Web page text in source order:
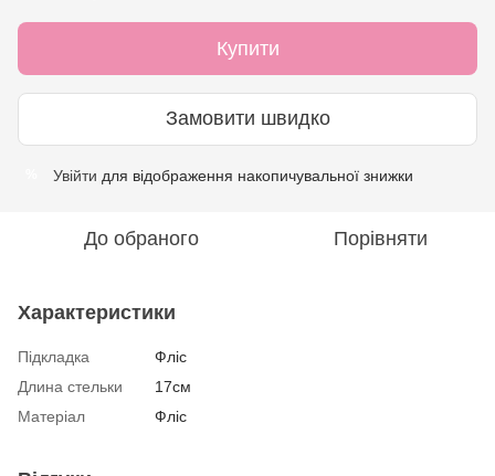
Купити
Замовити швидко
Увійти для відображення накопичувальної знижки
До обраного Порівняти
Характеристики
Підкладка
Фліс
Длина стельки
17см
Матеріал
Фліс